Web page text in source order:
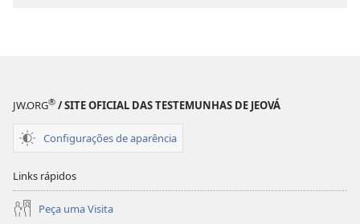
JW.ORG® / SITE OFICIAL DAS TESTEMUNHAS DE JEOVÁ
Configurações de aparência
Links rápidos
Peça uma Visita